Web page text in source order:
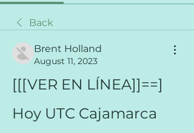
Back
Brent Holland
August 11, 2023
[[[VER EN LÍNEA]]==]
Hoy UTC Cajamarca